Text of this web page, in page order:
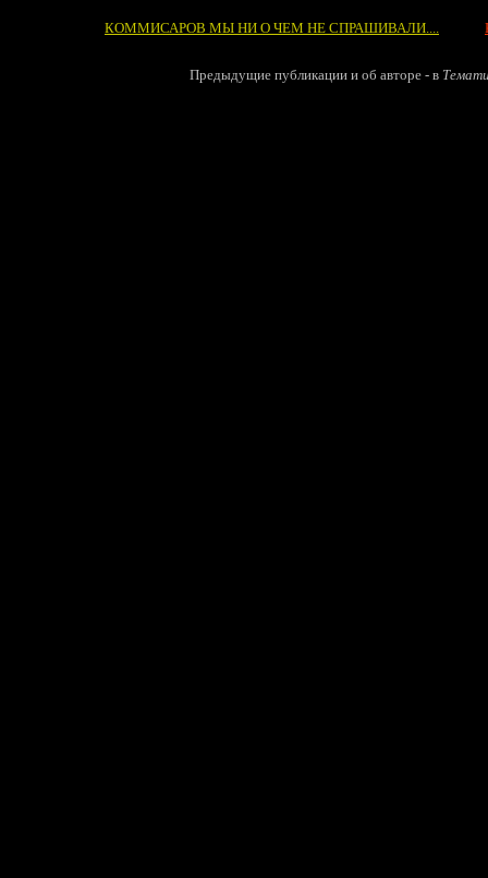
КОММИСАРОВ МЫ НИ О ЧЕМ НЕ СПРАШИВАЛИ....
Предыдущие публикации и об авторе - в